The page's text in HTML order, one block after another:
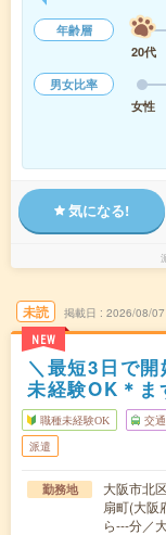
年齢層
20代
男女比率
女性
気になる!
未読
NEW
掲載日 2026/08/07
＼最短3日で
未経験OK＊ま
職種未経験OK 交
派遣
勤務地
大阪市北
扇町(大阪
ら---分／